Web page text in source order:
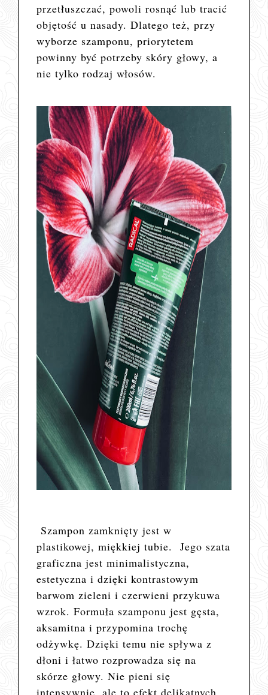
przetłuszczać, powoli rosnąć lub tracić
objętość u nasady. Dlatego też, przy
wyborze szamponu, priorytetem
powinny być potrzeby skóry głowy, a
nie tylko rodzaj włosów.
Szampon zamknięty jest w
plastikowej, miękkiej tubie. Jego szata
graficzna jest minimalistyczna,
estetyczna i dzięki kontrastowym
barwom zieleni i czerwieni przykuwa
wzrok.Formuła szamponu jest gęsta,
aksamitna i przypomina trochę
odżywkę. Dzięki temu nie spływa z
dłoni i łatwo rozprowadza się na
skórze głowy. Nie pieni się
intensywnie, ale to efekt delikatnych